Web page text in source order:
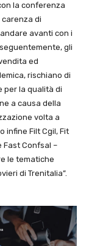
la conferenza
carenza di
avanti con i
gli
ed
rischiano di
per la qualità di
a causa della
volta a
infine Filt Cgil, Fit
Fast Confsal –
le tematiche
di Trenitalia”.